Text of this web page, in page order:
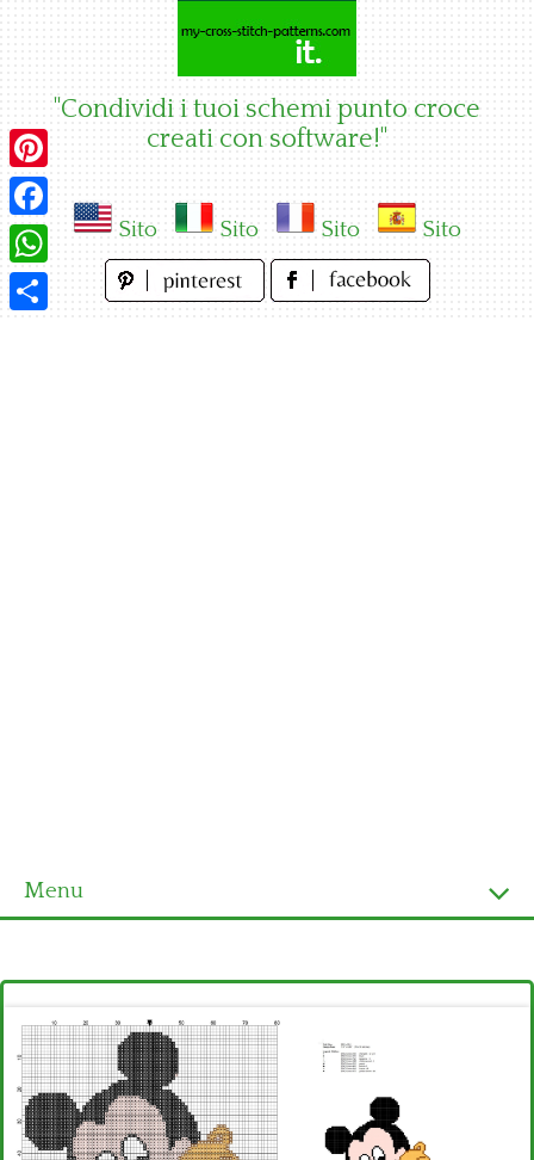
"Condividi i tuoi schemi punto croce
creati con software!"
Sito Sito Sito Sito
Menu
Ultimi schemi
Alfabeto
Bambini
Disney
Pinterest
Facebook
WhatsApp